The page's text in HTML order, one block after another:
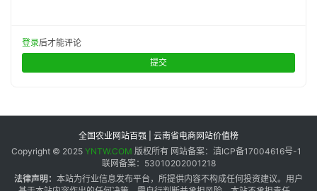
登录后才能评论
提交
全国农业网站百强 | 云南省电商网站价值榜
Copyright © 2025 YNTW.COM 版权所有 网站备案：滇ICP备17004616号-1
联网备案：53010202001218
法律声明： 本站为行业信息发布平台，所提供内容不构成任何投资建议。用户